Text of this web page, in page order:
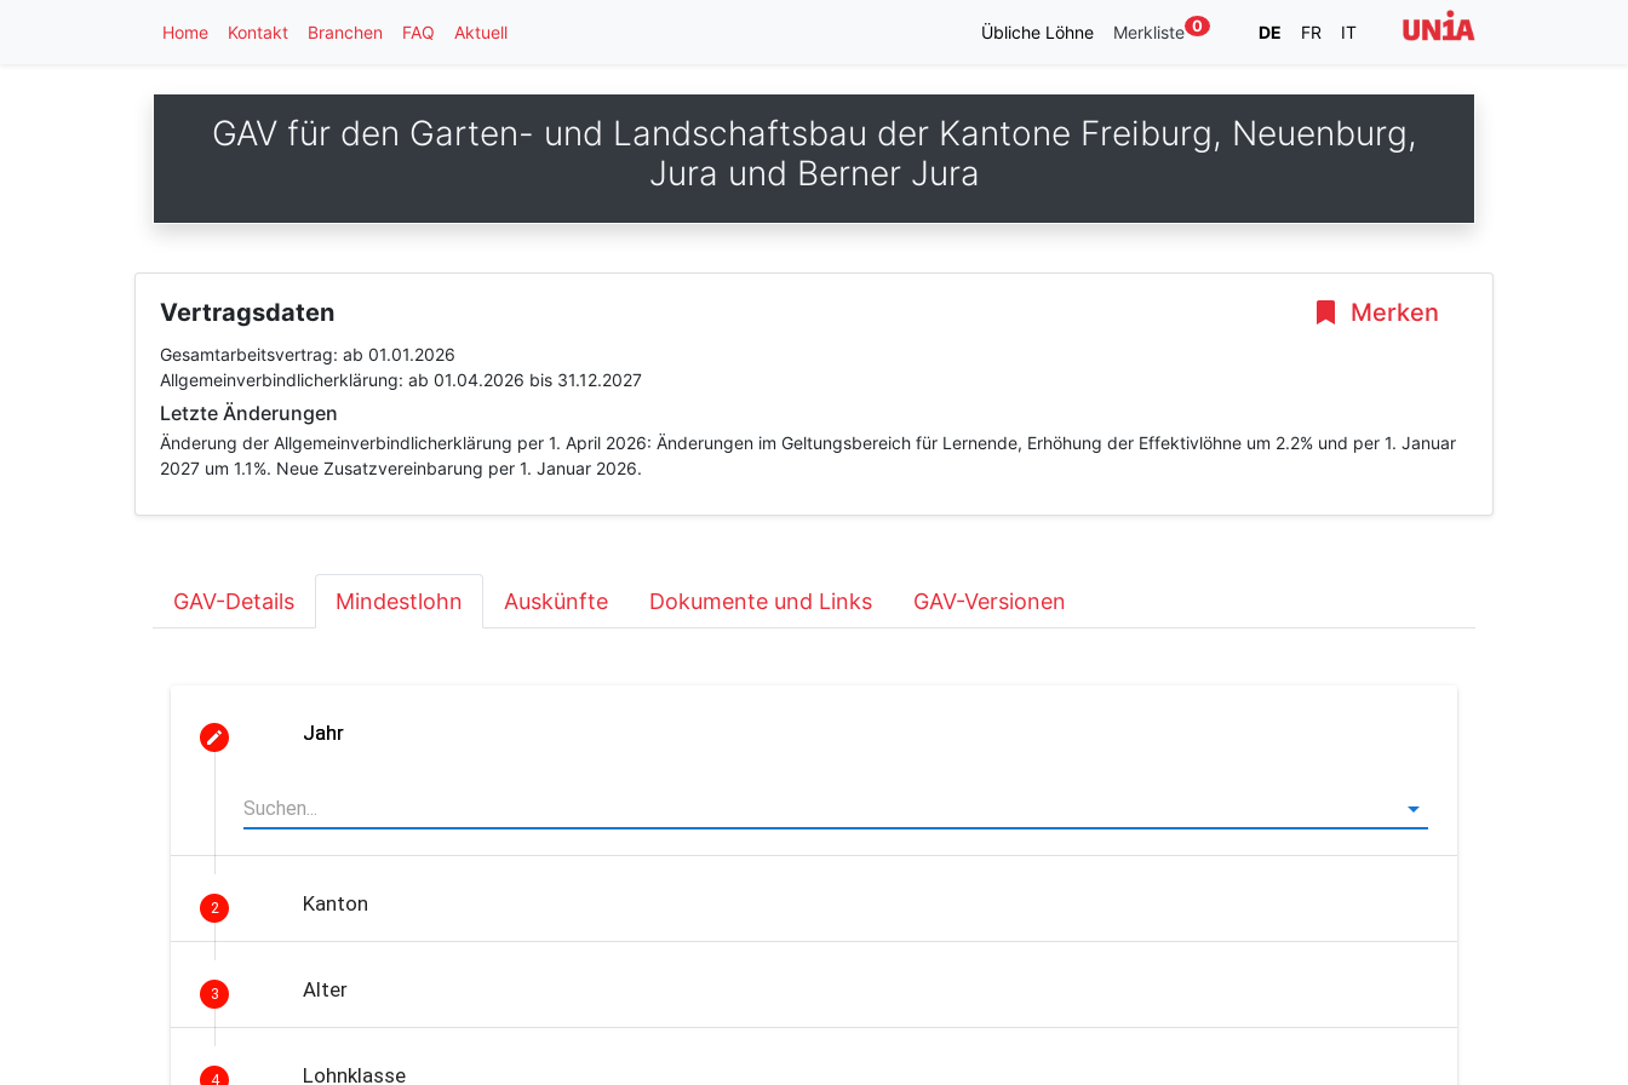
Home Kontakt Branchen FAQ Aktuell Übliche Löhne Merkliste 0 DE FR IT
GAV für den Garten- und Landschaftsbau der Kantone Freiburg, Neuenburg,
Jura und Berner Jura
Merken
Vertragsdaten
Gesamtarbeitsvertrag: ab 01.01.2026
Allgemeinverbindlicherklärung: ab 01.04.2026 bis 31.12.2027
Letzte Änderungen
Änderung der Allgemeinverbindlicherklärung per 1. April 2026: Änderungen im Geltungsbereich für Lernende, Erhöhung der Effektivlöhne um 2.2% und per 1. Januar
2027 um 1.1%. Neue Zusatzvereinbarung per 1. Januar 2026.
GAV-Details Mindestlohn Auskünfte Dokumente und Links GAV-Versionen
Jahr
2 Kanton
3 Alter
4 Lohnklasse